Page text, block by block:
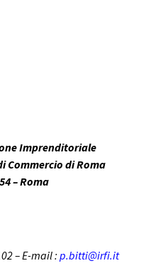
Imprenditoriale
Commercio di Roma
– Roma
–E-mail : p.bitti@irfi.it